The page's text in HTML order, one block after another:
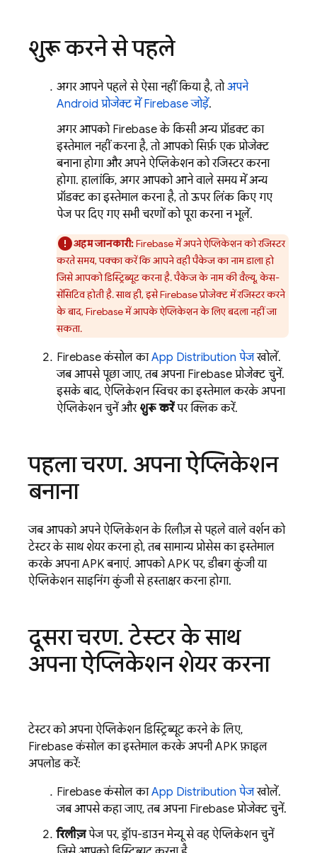
शुरू करने से पहले
अगर आपने पहले से ऐसा नहीं किया है, तोअपने
Android प्रोजेक्ट में Firebase जोड़ें.
अगर आपको Firebase के किसी अन्य प्रॉडक्ट का
इस्तेमाल नहीं करना है, तो आपको सिर्फ़ एक प्रोजेक्ट
बनाना होगा और अपने ऐप्लिकेशन को रजिस्टर करना
होगा. हालांकि, अगर आपको आने वाले समय में अन्य
प्रॉडक्ट का इस्तेमाल करना है, तो ऊपर लिंक किए गए
पेज पर दिए गए सभी चरणों को पूरा करना न भूलें.
अहम जानकारी:Firebase में अपने ऐप्लिकेशन को रजिस्टर
करते समय, पक्का करें कि आपने वही पैकेज का नाम डाला हो
जिसे आपको डिस्ट्रिब्यूट करना है. पैकेज के नाम की वैल्यू, केस-
सेंसिटिव होती है. साथ ही, इसे Firebase प्रोजेक्ट में रजिस्टर करने
के बाद, Firebase में आपके ऐप्लिकेशन के लिए बदला नहीं जा
सकता.
Firebaseकंसोल काApp Distribution पेजखोलें.
जब आपसे पूछा जाए, तब अपना Firebase प्रोजेक्ट चुनें.
इसके बाद, ऐप्लिकेशन स्विचर का इस्तेमाल करके अपना
ऐप्लिकेशन चुनें और शुरू करेंपर क्लिक करें.
पहला चरण. अपना ऐप्लिकेशन
बनाना
जब आपको अपने ऐप्लिकेशन के रिलीज़ से पहले वाले वर्शन को
टेस्टर के साथ शेयर करना हो, तब सामान्य प्रोसेस का इस्तेमाल
करके अपना APK बनाएं. आपको APK पर, डीबग कुंजी या
ऐप्लिकेशन साइनिंग कुंजी से हस्ताक्षर करना होगा.
दूसरा चरण.टेस्टर के साथ
अपना ऐप्लिकेशन शेयर करना
टेस्टर को अपना ऐप्लिकेशन डिस्ट्रिब्यूट करने के लिए,
Firebaseकंसोल का इस्तेमाल करके अपनी APK फ़ाइल
अपलोड करें:
Firebaseकंसोल काApp Distribution पेजखोलें.
जब आपसे कहा जाए, तब अपना Firebase प्रोजेक्ट चुनें.
रिलीज़पेज पर, ड्रॉप-डाउन मेन्यू से वह ऐप्लिकेशन चुनें